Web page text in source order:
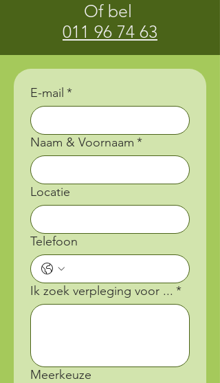
Of bel
011 96 74 63
E-mail *
Naam & Voornaam *
Locatie
Telefoon
Ik zoek verpleging voor ... *
Meerkeuze